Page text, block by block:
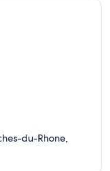
du-Rhone,